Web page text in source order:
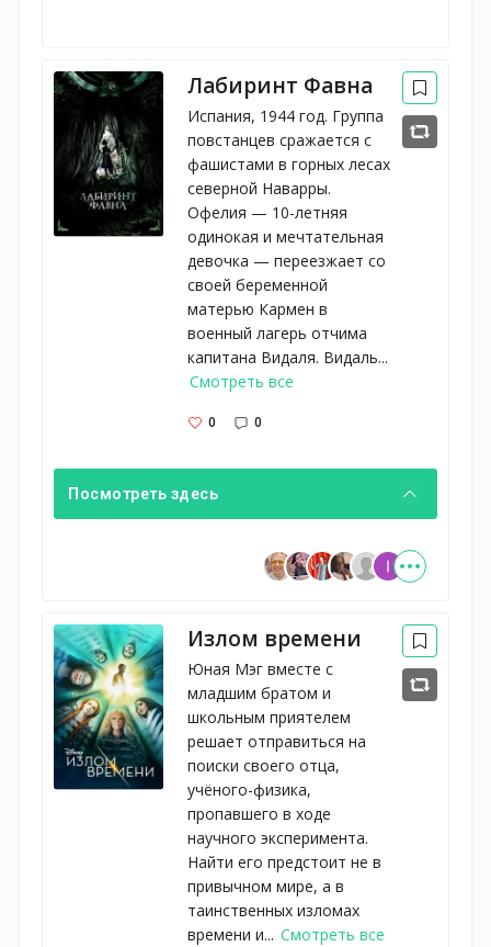
Лабиринт Фавна
Испания, 1944 год. Группа
повстанцев сражается с
фашистами в горных лесах
северной Наварры.
Офелия — 10-летняя
одинокая и мечтательная
девочка — переезжает со
своей беременной
матерью Кармен в
военный лагерь отчима
капитана Видаля. Видаль...
Смотреть все
0 0
Посмотреть здесь
Излом времени
Юная Мэг вместе с
младшим братом и
школьным приятелем
решает отправиться на
поиски своего отца,
учёного-физика,
пропавшего в ходе
научного эксперимента.
Найти его предстоит не в
привычном мире, а в
таинственных изломах
времени и... Смотреть все